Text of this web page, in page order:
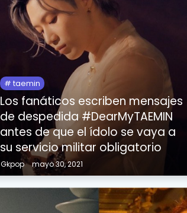
taemin
Los fanáticos escriben mensajes
de despedida #DearMyTAEMIN
antes de que el ídolo se vaya a
su servicio militar obligatorio
Gkpop mayo 30, 2021